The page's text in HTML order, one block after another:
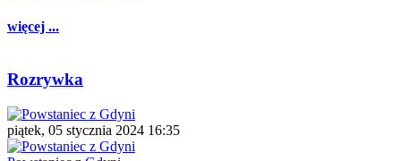
więcej ...
Rozrywka
piątek, 05 stycznia 2024 16:35